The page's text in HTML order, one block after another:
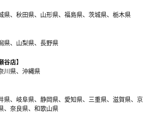
県、秋田県、山形県、福島県、茨城県、栃木県
県、山梨県、長野県
谷店】
川県、沖縄県
県、岐阜県、静岡県、愛知県、三重県、滋賀県、京
、奈良県、和歌山県